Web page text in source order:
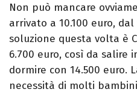
Non può mancare
arrivato a 10.100 euro,
soluzione questa volta è
6.700 euro, così da salire
dormire con 14.500 euro.
necessità di molti